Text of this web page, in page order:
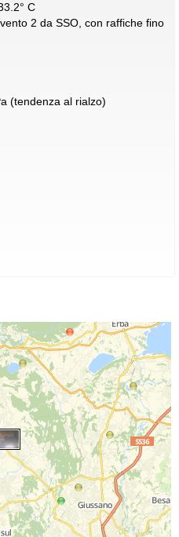
C
2 da SSO, con raffiche fino
(tendenza al rialzo)